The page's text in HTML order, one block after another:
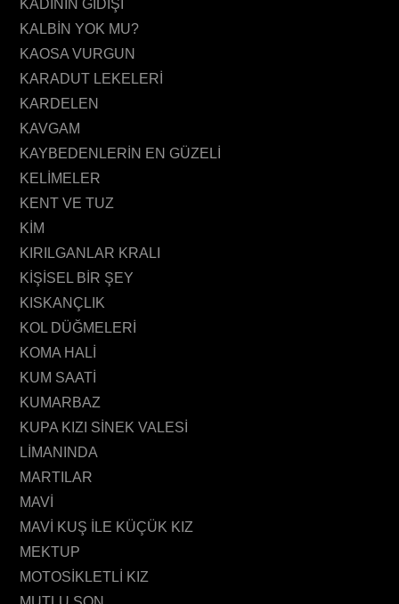
KADININ GİDİŞİ
KALBİN YOK MU?
KAOSA VURGUN
KARADUT LEKELERİ
KARDELEN
KAVGAM
KAYBEDENLERİN EN GÜZELİ
KELİMELER
KENT VE TUZ
KİM
KIRILGANLAR KRALI
KİŞİSEL BİR ŞEY
KISKANÇLIK
KOL DÜĞMELERİ
KOMA HALİ
KUM SAATİ
KUMARBAZ
KUPA KIZI SİNEK VALESİ
LİMANINDA
MARTILAR
MAVİ
MAVİ KUŞ İLE KÜÇÜK KIZ
MEKTUP
MOTOSİKLETLİ KIZ